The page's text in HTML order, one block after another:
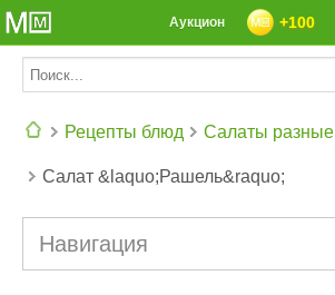
СЕГОДНЯ: 39142 РЕЦЕПТА
+100
Аукцион
Рецепты блюд
Салаты разные
Салат &laquo;Рашель&raquo;
Навигация